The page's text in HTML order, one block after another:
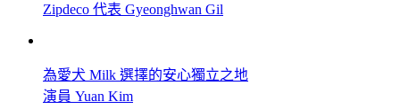
Zipdeco 代表 Gyeonghwan Gil
為愛犬 Milk 選擇的安心獨立之地
演員 Yuan Kim